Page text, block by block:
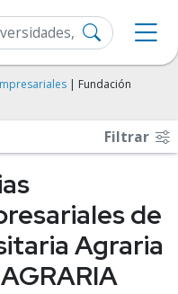
| Fundación
Filtrar
de
Agraria